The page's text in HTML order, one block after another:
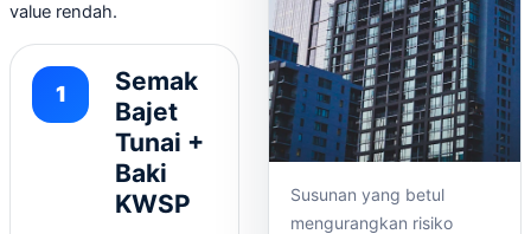
value rendah.
Semak
Bajet
Tunai +
Baki
KWSP
Susunan yang betul
mengurangkan risiko